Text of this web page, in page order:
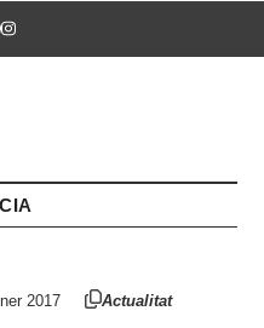
Instagram
2017 Actualitat